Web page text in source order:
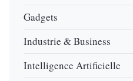
Gadgets
Industrie & Business
Intelligence Artificielle